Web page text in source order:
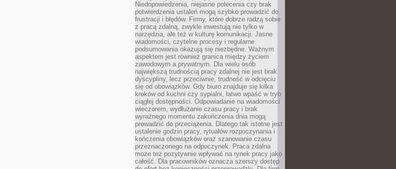
Niedopowiedzenia, niejasne polecenia czy brak
potwierdzenia ustaleń mogą szybko prowadzić do
frustracji i błędów. Firmy, które dobrze radzą sobie
z pracą zdalną, zwykle inwestują nie tylko w
narzędzia, ale też w kulturę komunikacji. Jasne
wiadomości, czytelne procesy i regularne
podsumowania okazują się niezbędne. Ważnym
aspektem jest również granica między życiem
zawodowym a prywatnym. Dla wielu osób
największą trudnością pracy zdalnej nie jest brak
dyscypliny, lecz przeciwnie, trudność w odcięciu
się od obowiązków. Gdy biuro znajduje się kilka
kroków od kuchni czy sypialni, łatwo wpaść w tryb
ciągłej dostępności. Odpowiadanie na wiadomości
wieczorem, wydłużanie czasu pracy i brak
wyraźnego momentu zakończenia dnia mogą
prowadzić do przeciążenia. Dlatego tak istotne jest
ustalenie godzin pracy, rytuałów rozpoczynania i
kończenia obowiązków oraz szanowanie czasu
przeznaczonego na odpoczynek. Praca zdalna
może też pozytywnie wpływać na rynek pracy jako
całość. Dla pracowników oznacza szerszy dostęp